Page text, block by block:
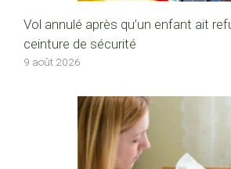
Vol annulé après qu’un enfant ait
ceinture de sécurité
9 août 2026